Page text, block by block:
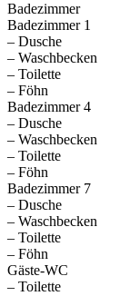
Badezimmer
Badezimmer 1
– Dusche
– Waschbecken
– Toilette
– Föhn
Badezimmer 4
– Dusche
– Waschbecken
– Toilette
– Föhn
Badezimmer 7
– Dusche
– Waschbecken
– Toilette
– Föhn
Gäste-WC
– Toilette